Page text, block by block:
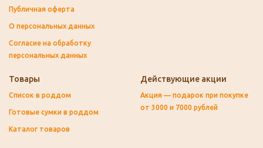
Публичная оферта
О персональных данных
Согласие на обработку
персональных данных
Товары
Список в роддом
Готовые сумки в роддом
Каталог товаров
Действующие акции
Акция — подарок при покупке
от 3000 и 7000 рублей